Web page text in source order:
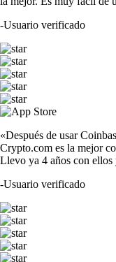
-Usuario verificado
«Después de usar
Crypto.com es la mejor
Llevo ya 4 años con
-Usuario verificado